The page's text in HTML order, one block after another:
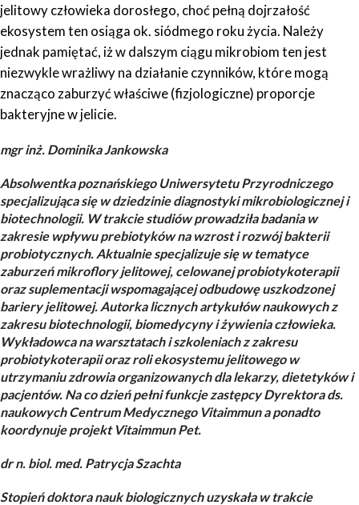
jelitowy człowieka dorosłego, choć pełną dojrzałość
ekosystem ten osiąga ok. siódmego roku życia. Należy
jednak pamiętać, iż w dalszym ciągu mikrobiom ten jest
niezwykle wrażliwy na działanie czynników, które mogą
znacząco zaburzyć właściwe (fizjologiczne) proporcje
bakteryjne w jelicie.
mgr inż. Dominika Jankowska
Absolwentka poznańskiego Uniwersytetu Przyrodniczego
specjalizująca się w dziedzinie diagnostyki mikrobiologicznej i
biotechnologii. W trakcie studiów prowadziła badania w
zakresie wpływu prebiotyków na wzrost i rozwój bakterii
probiotycznych. Aktualnie specjalizuje się w tematyce
zaburzeń mikroflory jelitowej, celowanej probiotykoterapii
oraz suplementacji wspomagającej odbudowę uszkodzonej
bariery jelitowej. Autorka licznych artykułów naukowych z
zakresu biotechnologii, biomedycyny i żywienia człowieka.
Wykładowca na warsztatach i szkoleniach z zakresu
probiotykoterapii oraz roli ekosystemu jelitowego w
utrzymaniu zdrowia organizowanych dla lekarzy, dietetyków i
pacjentów. Na co dzień pełni funkcje zastępcy Dyrektora ds.
naukowych Centrum Medycznego Vitaimmun a ponadto
koordynuje projekt Vitaimmun Pet.
dr n. biol. med. Patrycja Szachta
Stopień doktora nauk biologicznych uzyskała w trakcie